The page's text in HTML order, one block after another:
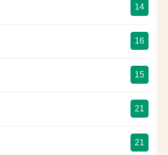
14
16
15
21
21